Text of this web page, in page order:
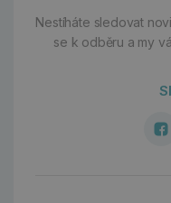
Nestíháte sledovat
se k odběru a my